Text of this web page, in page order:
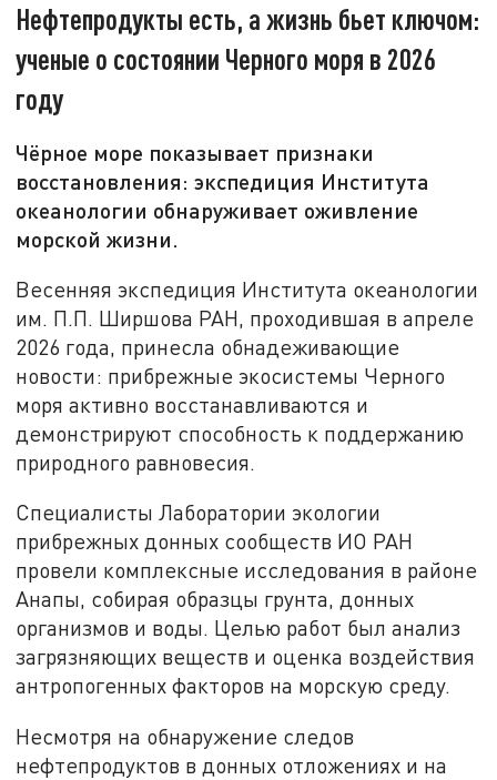
Нефтепродукты есть, а жизнь бьет ключом:
ученые о состоянии Черного моря в 2026
году
Чёрное море показывает признаки
восстановления: экспедиция Института
океанологии обнаруживает оживление
морской жизни.
Весенняя экспедиция Института океанологии
им. П.П. Ширшова РАН, проходившая в апреле
2026 года, принесла обнадеживающие
новости: прибрежные экосистемы Черного
моря активно восстанавливаются и
демонстрируют способность к поддержанию
природного равновесия.
Специалисты Лаборатории экологии
прибрежных донных сообществ ИО РАН
провели комплексные исследования в районе
Анапы, собирая образцы грунта, донных
организмов и воды. Целью работ был анализ
загрязняющих веществ и оценка воздействия
антропогенных факторов на морскую среду.
Несмотря на обнаружение следов
нефтепродуктов в донных отложениях и на